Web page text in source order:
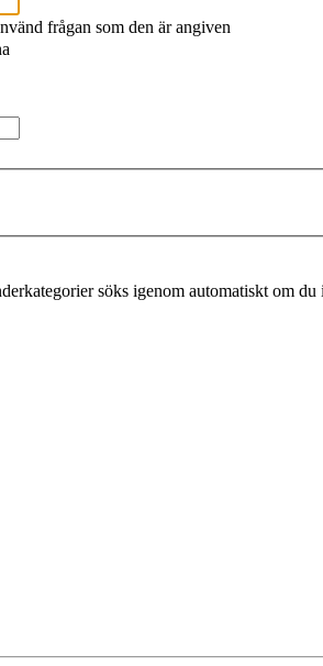
frågan som den är angiven
söks igenom automatiskt om